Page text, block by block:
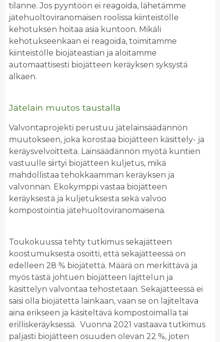
tilanne. Jos pyyntöön ei reagoida, lähetämme
jätehuoltoviranomaisen roolissa kiinteistölle
kehotuksen hoitaa asia kuntoon. Mikäli
kehotukseenkaan ei reagoida, toimitamme
kiinteistölle biojäteastian ja aloitamme
automaattisesti biojätteen keräyksen syksystä
alkaen.
Jätelain muutos taustalla
Valvontaprojekti perustuu jätelainsäädännön
muutokseen, joka korostaa biojätteen käsittely- ja
keräysvelvoitteita. Lainsäädännön myötä kuntien
vastuulle siirtyi biojätteen kuljetus, mikä
mahdollistaa tehokkaamman keräyksen ja
valvonnan. Ekokymppi vastaa biojätteen
keräyksestä ja kuljetuksesta sekä valvoo
kompostointia jätehuoltoviranomaisena.
Toukokuussa tehty tutkimus sekajätteen
koostumuksesta osoitti, että sekajätteessä on
edelleen 28 % biojätettä. Määrä on merkittävä ja
myös tästä johtuen biojätteen lajittelun ja
käsittelyn valvontaa tehostetaan. Sekajätteessä ei
saisi olla biojätettä lainkaan, vaan se on lajiteltava
aina erikseen ja käsiteltävä kompostoimalla tai
erilliskeräyksessä. Vuonna 2021 vastaava tutkimus
paljasti biojätteen osuuden olevan 22 %, joten